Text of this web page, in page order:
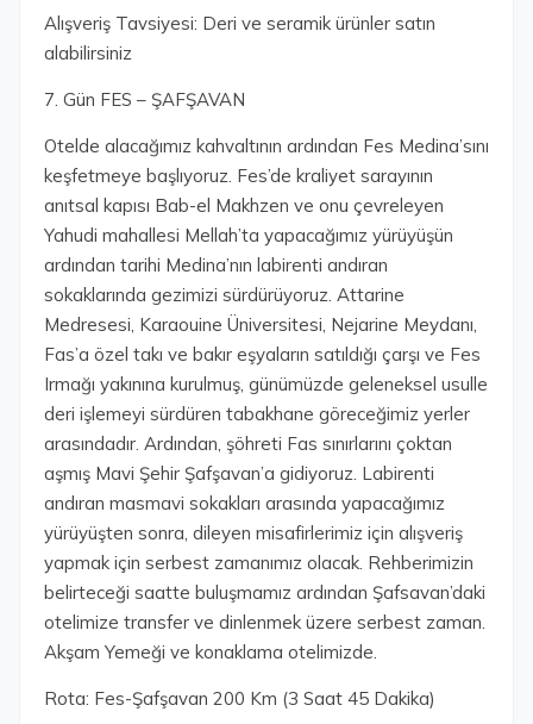
Alışveriş Tavsiyesi: Deri ve seramik ürünler satın
alabilirsiniz
7. Gün FES – ŞAFŞAVAN
Otelde alacağımız kahvaltının ardından Fes Medina’sını
keşfetmeye başlıyoruz. Fes’de kraliyet sarayının
anıtsal kapısı Bab-el Makhzen ve onu çevreleyen
Yahudi mahallesi Mellah’ta yapacağımız yürüyüşün
ardından tarihi Medina’nın labirenti andıran
sokaklarında gezimizi sürdürüyoruz. Attarine
Medresesi, Karaouine Üniversitesi, Nejarine Meydanı,
Fas’a özel takı ve bakır eşyaların satıldığı çarşı ve Fes
Irmağı yakınına kurulmuş, günümüzde geleneksel usulle
deri işlemeyi sürdüren tabakhane göreceğimiz yerler
arasındadır. Ardından, şöhreti Fas sınırlarını çoktan
aşmış Mavi Şehir Şafşavan’a gidiyoruz. Labirenti
andıran masmavi sokakları arasında yapacağımız
yürüyüşten sonra, dileyen misafirlerimiz için alışveriş
yapmak için serbest zamanımız olacak. Rehberimizin
belirteceği saatte buluşmamız ardından Şafsavan’daki
otelimize transfer ve dinlenmek üzere serbest zaman.
Akşam Yemeği ve konaklama otelimizde.
Rota: Fes-Şafşavan 200 Km (3 Saat 45 Dakika)